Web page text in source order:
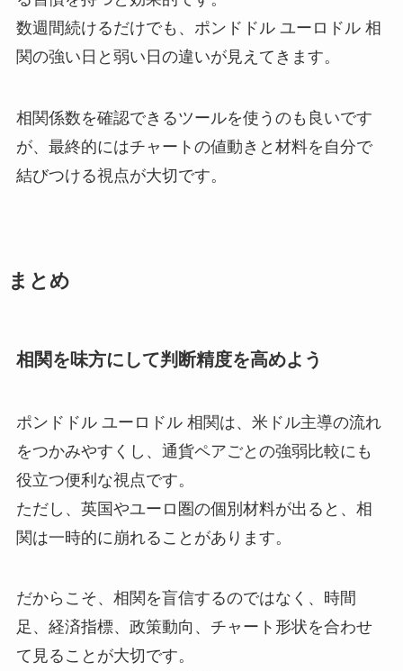
数週間続けるだけでも、ポンドドル ユーロドル 相
関の強い日と弱い日の違いが見えてきます。
相関係数を確認できるツールを使うのも良いです
が、最終的にはチャートの値動きと材料を自分で
結びつける視点が大切です。
まとめ
相関を味方にして判断精度を高めよう
ポンドドル ユーロドル 相関は、米ドル主導の流れ
をつかみやすくし、通貨ペアごとの強弱比較にも
役立つ便利な視点です。
ただし、英国やユーロ圏の個別材料が出ると、相
関は一時的に崩れることがあります。
だからこそ、相関を盲信するのではなく、時間
足、経済指標、政策動向、チャート形状を合わせ
て見ることが大切です。